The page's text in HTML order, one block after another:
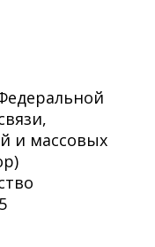
и массовых